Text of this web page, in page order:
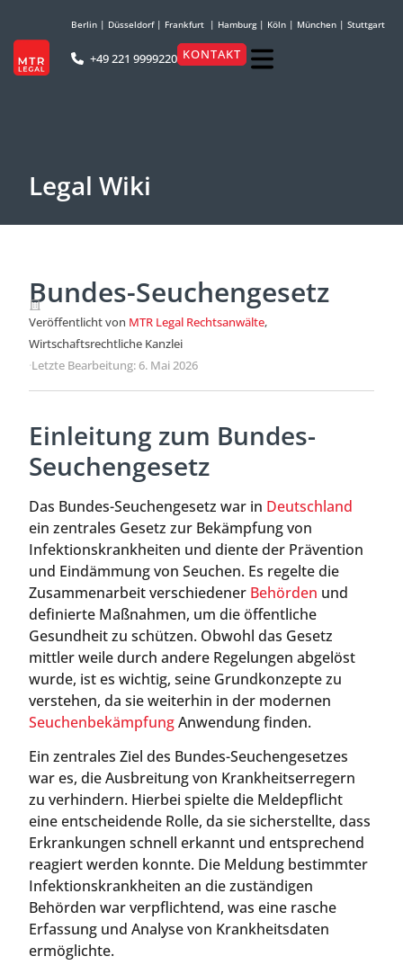
Berlin | Düsseldorf| Frankfurt | Hamburg| Köln | München | Stuttgart
+49 221 9999220 KONTAKT
Legal Wiki
Bundes-Seuchengesetz
Veröffentlicht von MTR Legal Rechtsanwälte,
Wirtschaftsrechtliche Kanzlei
·Letzte Bearbeitung: 6. Mai 2026
Einleitung zum Bundes-
Seuchengesetz
Das Bundes-Seuchengesetz war in Deutschland
ein zentrales Gesetz zur Bekämpfung von
Infektionskrankheiten und diente der Prävention
und Eindämmung von Seuchen. Es regelte die
Zusammenarbeit verschiedener Behörden und
definierte Maßnahmen, um die öffentliche
Gesundheit zu schützen. Obwohl das Gesetz
mittler weile durch andere Regelungen abgelöst
wurde, ist es wichtig, seine Grundkonzepte zu
verstehen, da sie weiterhin in der modernen
SeuchenbekämpfungAnwendung finden.
Ein zentrales Ziel des Bundes-Seuchengesetzes
war es, die Ausbreitung von Krankheitserregern
zu verhindern. Hierbei spielte die Meldepflicht
eine entscheidende Rolle, da sie sicherstellte, dass
Erkrankungen schnell erkannt und entsprechend
reagiert werden konnte. Die Meldung bestimmter
Infektionskrankheiten an die zuständigen
Behörden war verpflichtend, was eine rasche
Erfassung und Analyse von Krankheitsdaten
ermöglichte.